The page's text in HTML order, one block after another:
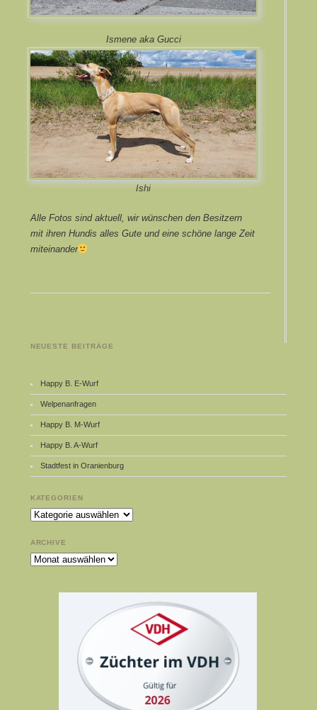
Ismene aka Gucci
Ishi
Alle Fotos sind aktuell, wir wünschen den Besitzern
mit ihren Hundis alles Gute und eine schöne lange Zeit
miteinander
NEUESTE BEITRÄGE
Happy B. E-Wurf
Welpenanfragen
Happy B. M-Wurf
Happy B. A-Wurf
Stadtfest in Oranienburg
KATEGORIEN
Kategorien
ARCHIVE
Archive